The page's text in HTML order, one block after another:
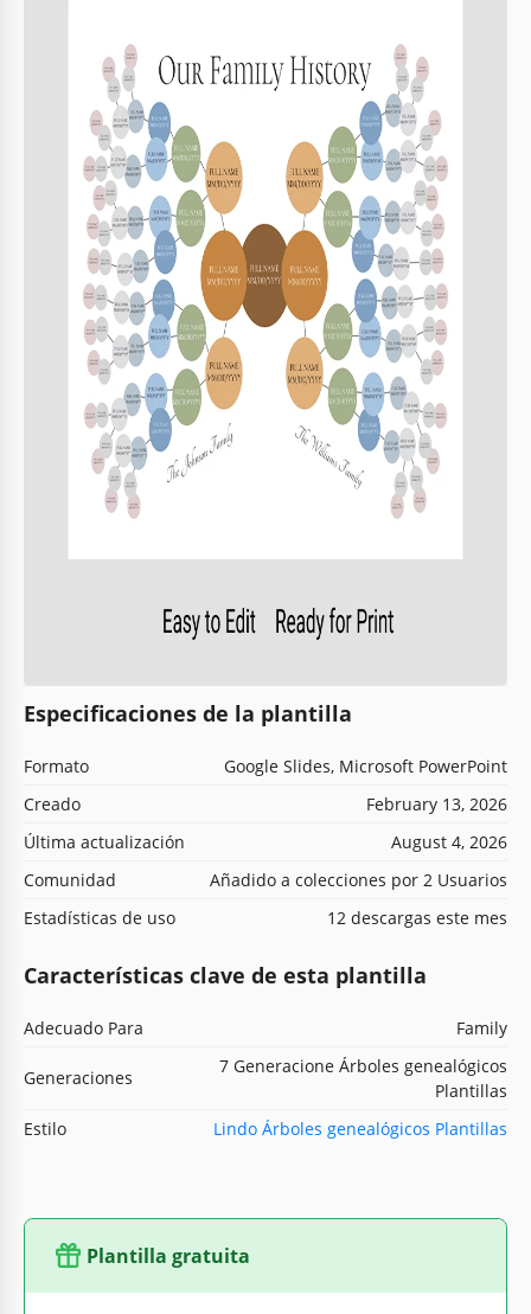
Especificaciones de la plantilla
Formato
Google Slides, Microsoft PowerPoint
Creado
February 13, 2026
Última actualización
August 4, 2026
Comunidad
Añadido a colecciones por 2 Usuarios
Estadísticas de uso
12 descargas este mes
Características clave de esta plantilla
Adecuado Para Family
Generaciones
7 Generacione Árboles genealógicos
Plantillas
Estilo
Lindo Árboles genealógicos Plantillas
Plantilla gratuita